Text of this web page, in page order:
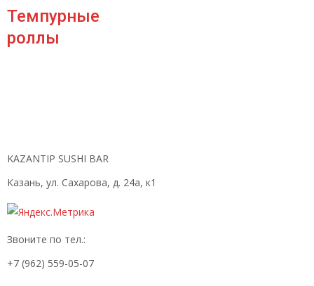
Темпурные
роллы
KAZANTIP SUSHI BAR
Казань, ул. Сахарова, д. 24а, к1
Звоните по тел.:
+7 (962) 559-05-07